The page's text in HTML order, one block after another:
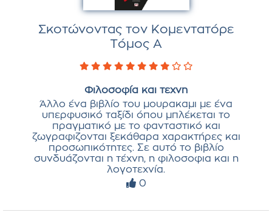
Σκοτώνοντας τον Κομεντατόρε
Τόμος Α
Φιλοσοφία και τεχνη
Άλλο ένα βιβλίο του μουρακαμι με ένα
υπερφυσικό ταξίδι όπου μπλέκεται το
πραγματικό με το φανταστικό και
ζωγραφιζονται ξεκάθαρα χαρακτήρες και
προσωπικότητες. Σε αυτό το βιβλίο
συνδυάζονται η τέχνη, η φιλοσοφια και η
λογοτεχνία.
0